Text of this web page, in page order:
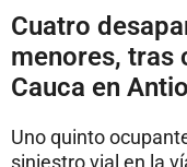
Cuatro
menores, tras
Cauca en
Uno quinto
siniestro vial en la